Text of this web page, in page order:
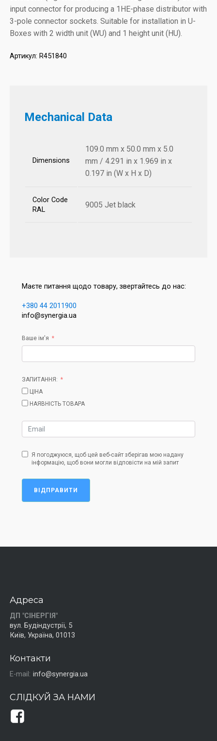
input connector for producing a 1HE-phase distributor with
3-pole connector sockets. Suitable for installation in U-
Boxes with 2 width unit (WU) and 1 height unit (HU).
Артикул: R451840
Mechanical Data
Dimensions
109.0 mm x 50.0 mm x 5.0
mm / 4.291 in x 1.969 in x
0.197 in (W x H x D)
Color Code
RAL
9005 Jet black
Маєте питання щодо товару, звертайтесь до нас:
+380 44 2011900
info@synergia.ua
Ваше ім'я
ЗАПИТАННЯ:
ЦІНА
НАЯВНІСТЬ ТОВАРА
Я погоджуюся, щоб цей веб-сайт зберігав мою надану
інформацію, щоб вони могли відповісти на мій запит
ВІДПРАВИТИ
Адреса
ДП "СІНЕРГІЯ"
вул. Будіндустрії, 5
Київ, Україна, 01013
Контакти
E-mail: info@synergia.ua
СЛІДКУЙ ЗА НАМИ